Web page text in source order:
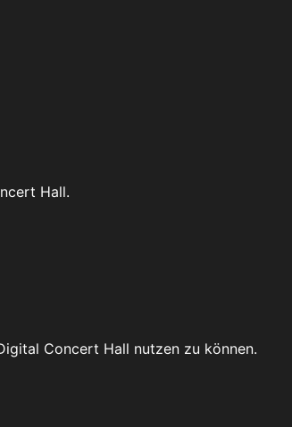
Hall.
Concert Hall nutzen zu können.